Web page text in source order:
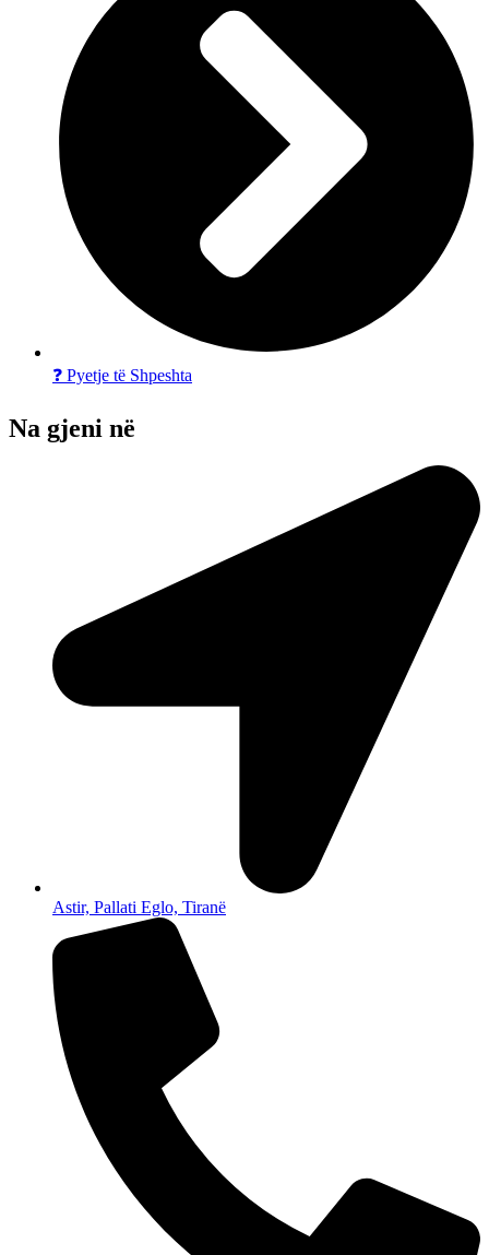
❓ Pyetje të Shpeshta
Na gjeni në
Astir, Pallati Eglo, Tiranë